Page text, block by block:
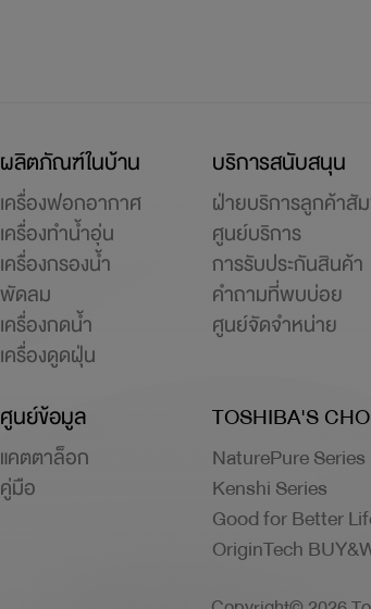
ผลิตภัณฑ์ในบ้าน
เครื่องฟอกอากาศ
เครื่องทำน้ำอุ่น
เครื่องกรองน้ำ
พัดลม
เครื่องกดน้ำ
เครื่องดูดฝุ่น
บริการสนับสนุน
ฝ่ายบริการลูกค้าสั
ศูนย์บริการ
การรับประกันสินค้า
คำถามที่พบบ่อย
ศูนย์จัดจำหน่าย
ศูนย์ข้อมูล
แคตตาล็อก
คู่มือ
TOSHIBA'S
NaturePure Series
Kenshi Series
Good for Better
OriginTech